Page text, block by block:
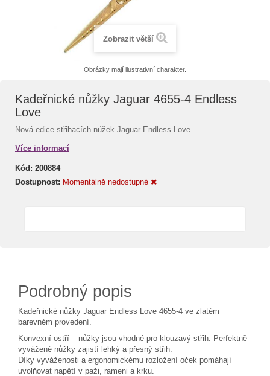
Zobrazit větší
Obrázky mají ilustrativní charakter.
Kadeřnické nůžky Jaguar 4655-4 Endless
Love
Nová edice střihacích nůžek Jaguar Endless Love.
Více informací
Kód: 200884
Dostupnost: Momentálně nedostupné
Podrobný popis
Kadeřnické nůžky Jaguar Endless Love 4655-4 ve zlatém
barevném provedení.
Konvexní ostří – nůžky jsou vhodné pro klouzavý střih. Perfektně
vyvážené nůžky zajistí lehký a přesný střih.
Díky vyváženosti a ergonomickému rozložení oček pomáhají
uvolňovat napětí v paži, rameni a krku.